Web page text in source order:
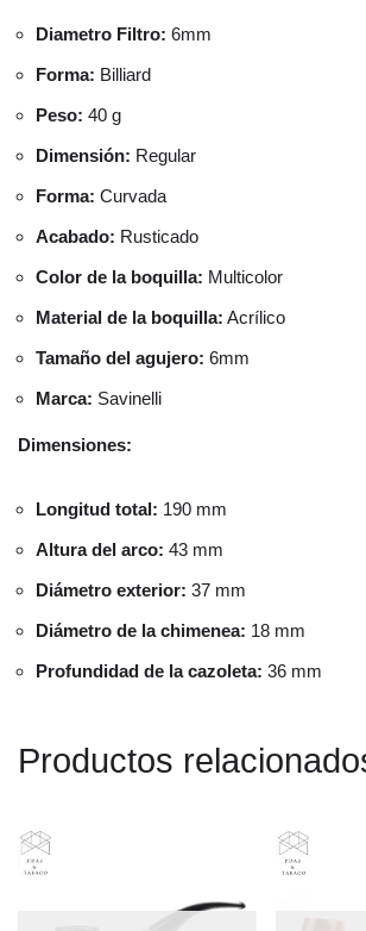
Diametro Filtro: 6mm
Forma: Billiard
Peso: 40 g
Dimensión: Regular
Forma: Curvada
Acabado: Rusticado
Color de la boquilla: Multicolor
Material de la boquilla: Acrílico
Tamaño del agujero: 6mm
Marca: Savinelli
Dimensiones:
Longitud total: 190 mm
Altura del arco: 43 mm
Diámetro exterior: 37 mm
Diámetro de la chimenea: 18 mm
Profundidad de la cazoleta: 36 mm
Productos